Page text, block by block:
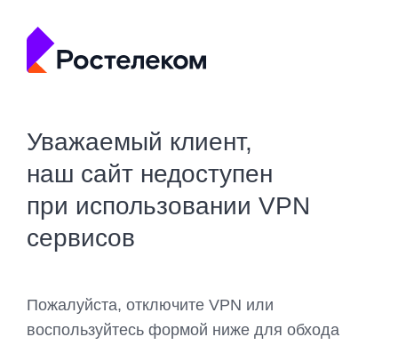
Уважаемый клиент,
наш сайт недоступен
при использовании VPN
сервисов
Пожалуйста, отключите VPN или
воспользуйтесь формой ниже для обхода